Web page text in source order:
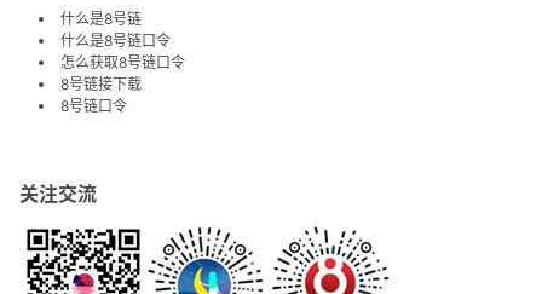
什么是8号链
什么是8号链口令
怎么获取8号链口令
8号链接下载
8号链口令
关注交流